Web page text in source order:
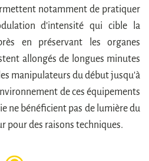
notamment de pratiquer
d’intensité qui cible la
en préservant les organes
allongés de longues minutes
manipulateurs du début jusqu'à
de ces équipements
ne bénéficient pas de lumière du
pour des raisons techniques.